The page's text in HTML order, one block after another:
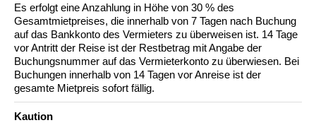
Es erfolgt eine Anzahlung in Höhe von 30 % des
Gesamtmietpreises, die innerhalb von 7 Tagen nach Buchung
auf das Bankkonto des Vermieters zu überweisen ist. 14 Tage
vor Antritt der Reise ist der Restbetrag mit Angabe der
Buchungsnummer auf das Vermieterkonto zu überwiesen. Bei
Buchungen innerhalb von 14 Tagen vor Anreise ist der
gesamte Mietpreis sofort fällig.
Kaution